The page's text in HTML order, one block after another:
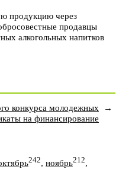
продукцию через
продавцы
алкогольных напитков
конкурса молодежных
на финансирование
→
242, ноябрь212,